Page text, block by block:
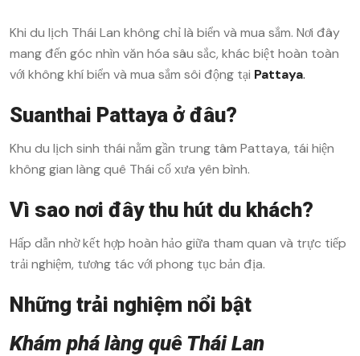
Khi du lịch Thái Lan không chỉ là biển và mua sắm. Nơi đây
mang đến góc nhìn văn hóa sâu sắc, khác biệt hoàn toàn
với không khí biển và mua sắm sôi động tại Pattaya.
Suanthai Pattaya ở đâu?
Khu du lịch sinh thái nằm gần trung tâm Pattaya, tái hiện
không gian làng quê Thái cổ xưa yên bình.
Vì sao nơi đây thu hút du khách?
Hấp dẫn nhờ kết hợp hoàn hảo giữa tham quan và trực tiếp
trải nghiệm, tương tác với phong tục bản địa.
Những trải nghiệm nổi bật
Khám phá làng quê Thái Lan